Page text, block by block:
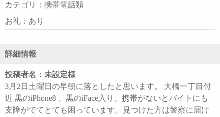
カテゴリ：携帯電話類
お礼：あり
詳細情報
投稿者名：未設定様
3月2日土曜日の早朝に落としたと思います。 大橋一丁目付
近 黒のiPhone8 、黒のiFace入り。携帯がないとバイトにも
支障がでてとても困っています。見つけた方は警察に届け